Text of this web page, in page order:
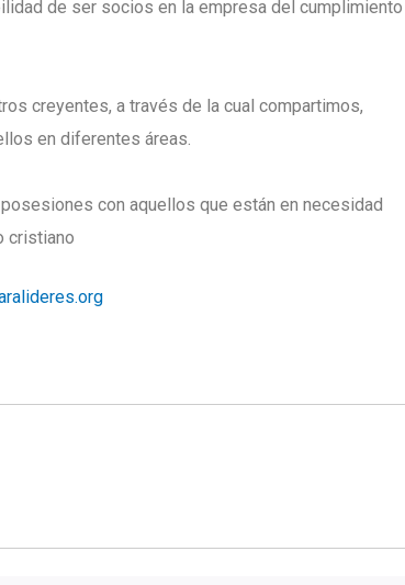
de ser socios en la empresa del cumplimiento
creyentes, a través de la cual compartimos,
en diferentes áreas.
con aquellos que están en necesidad
cristiano